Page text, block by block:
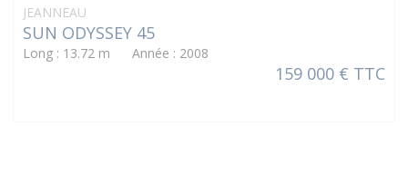
JEANNEAU
SUN ODYSSEY 45
Long : 13.72 m Année : 2008
159 000 € TTC